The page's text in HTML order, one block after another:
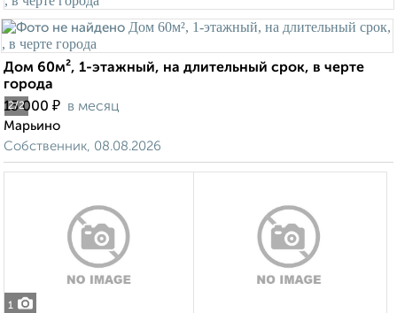
2/2
Дом 60м², 1-этажный, на длительный срок, в черте
города
15 000 ₽ в месяц
Марьино
Собственник, 08.08.2026
1